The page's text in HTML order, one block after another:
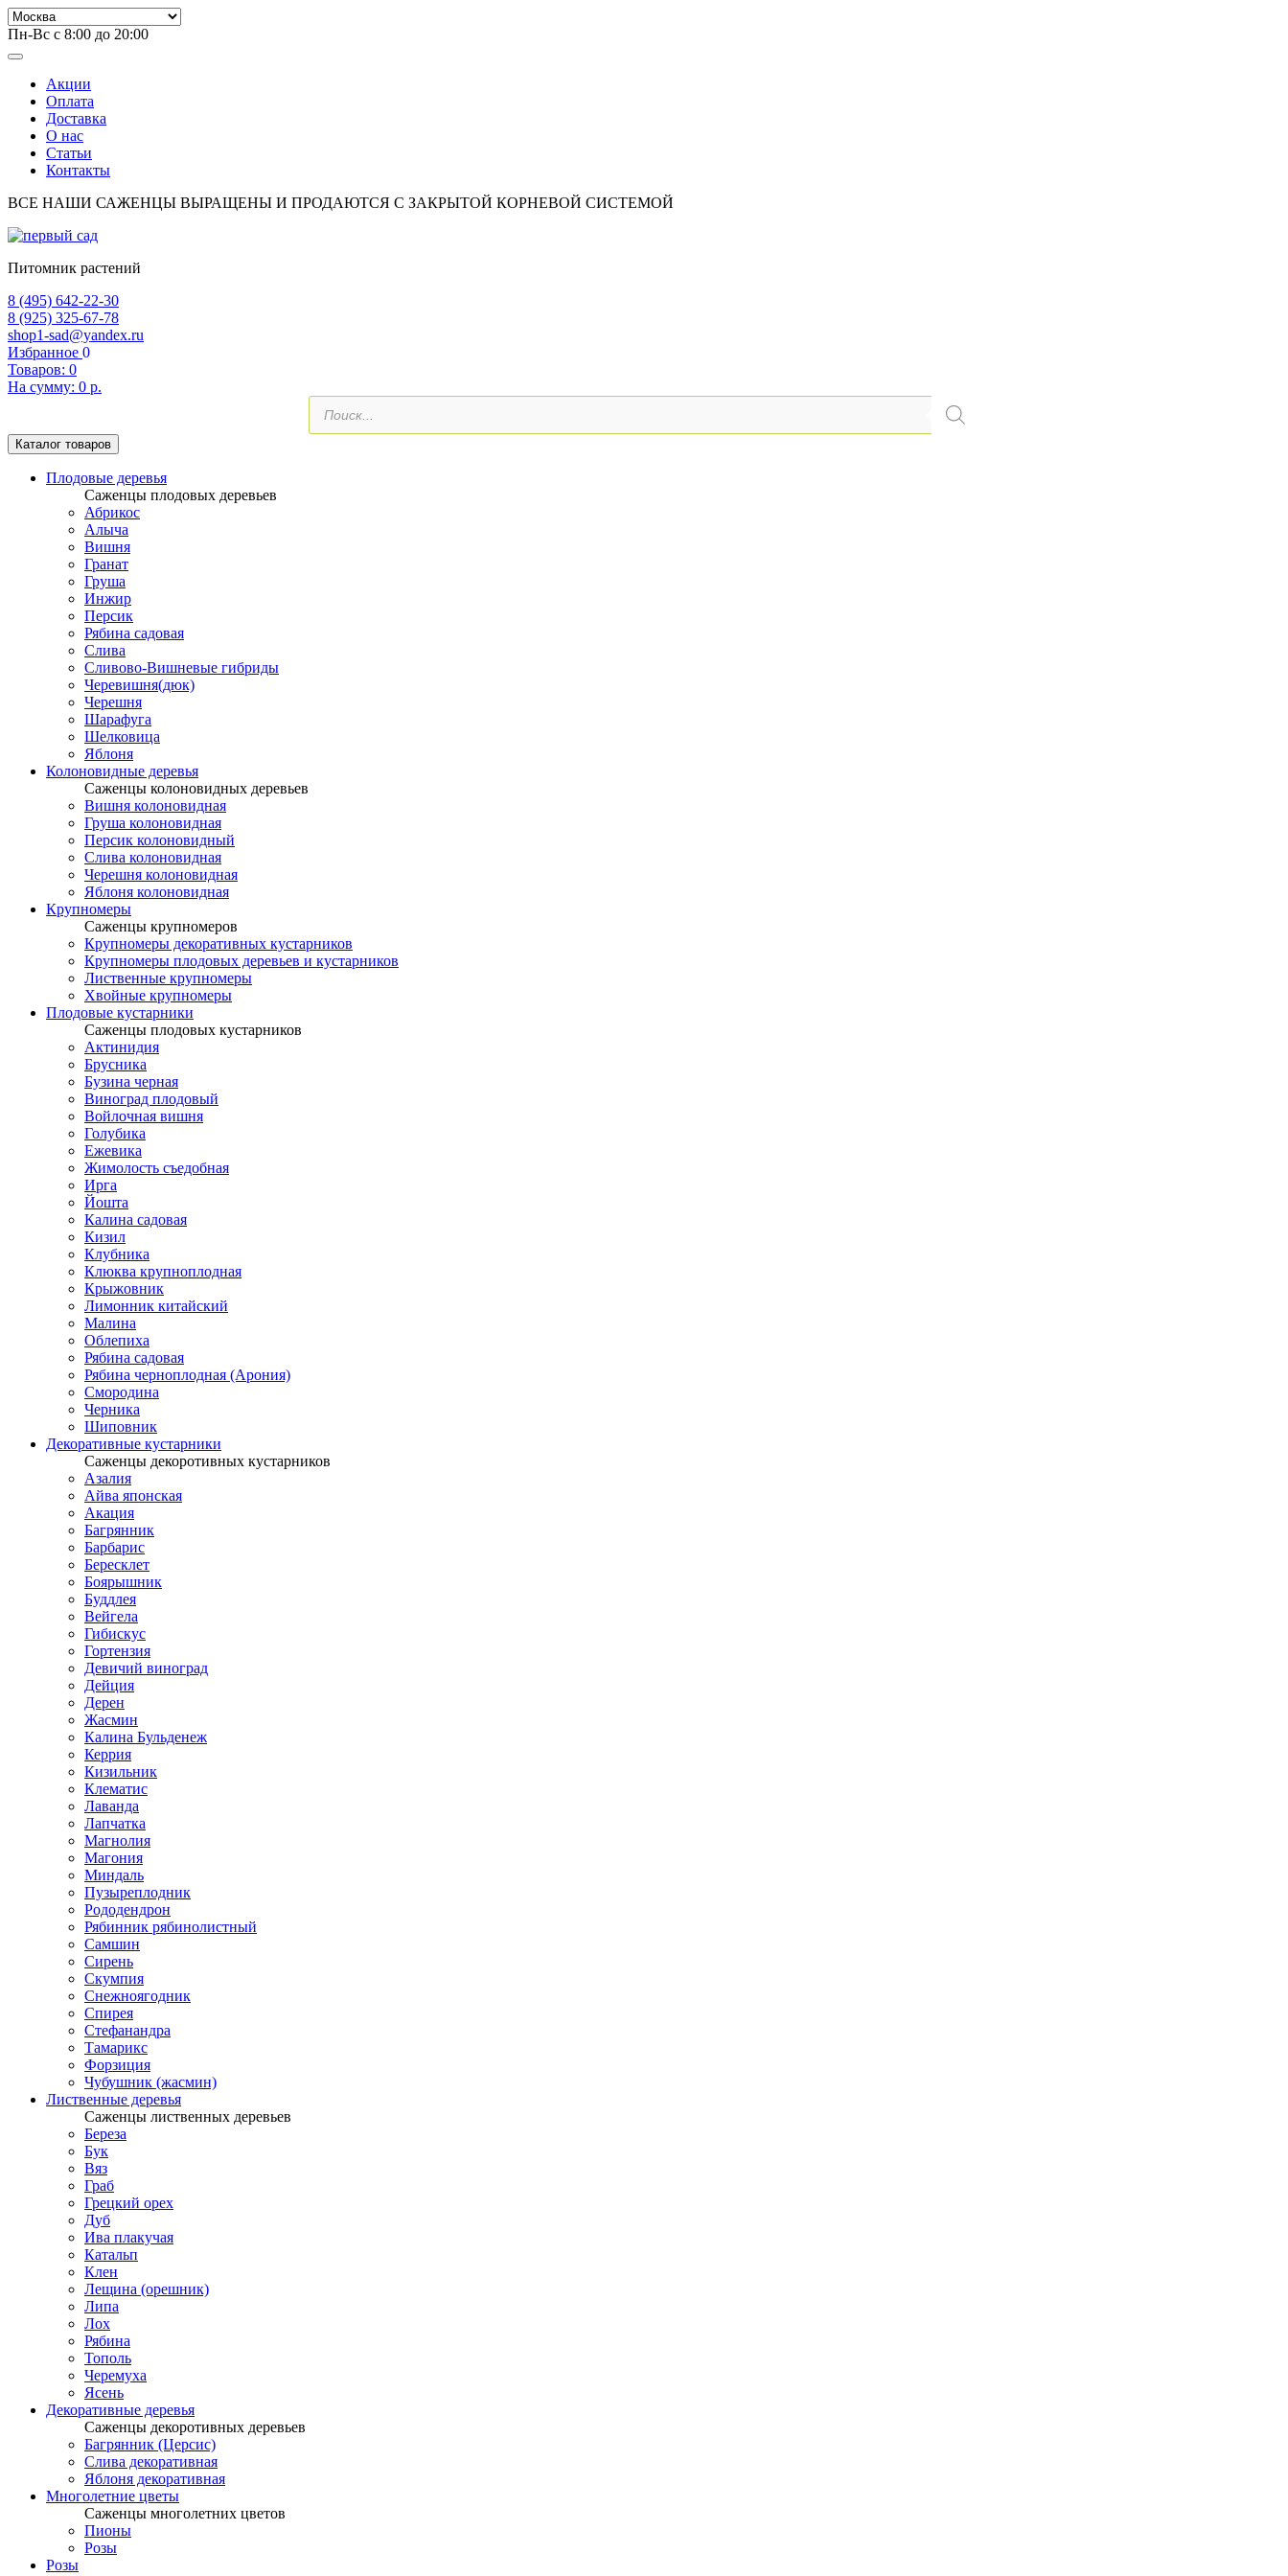
Пн-Вс с 8:00 до 20:00
Акции
Оплата
Доставка
О нас
Статьи
Контакты
ВСЕ НАШИ САЖЕНЦЫ ВЫРАЩЕНЫ И ПРОДАЮТСЯ С ЗАКРЫТОЙ КОРНЕВОЙ СИСТЕМОЙ
Питомник растений
8 (495) 642-22-30
8 (925) 325-67-78
shop1-sad@yandex.ru
Избранное 0
Товаров: 0
На сумму: 0 р.
Поиск
товаров
Каталог товаров
Плодовые деревья
Саженцы плодовых деревьев
Абрикос
Алыча
Вишня
Гранат
Груша
Инжир
Персик
Рябина садовая
Слива
Сливово-Вишневые гибриды
Черевишня(дюк)
Черешня
Шарафуга
Шелковица
Яблоня
Колоновидные деревья
Саженцы колоновидных деревьев
Вишня колоновидная
Груша колоновидная
Персик колоновидный
Слива колоновидная
Черешня колоновидная
Яблоня колоновидная
Крупномеры
Саженцы крупномеров
Крупномеры декоративных кустарников
Крупномеры плодовых деревьев и кустарников
Лиственные крупномеры
Хвойные крупномеры
Плодовые кустарники
Саженцы плодовых кустарников
Актинидия
Брусника
Бузина черная
Виноград плодовый
Войлочная вишня
Голубика
Ежевика
Жимолость съедобная
Ирга
Йошта
Калина садовая
Кизил
Клубника
Клюква крупноплодная
Крыжовник
Лимонник китайский
Малина
Облепиха
Рябина садовая
Рябина черноплодная (Арония)
Смородина
Черника
Шиповник
Декоративные кустарники
Саженцы декоротивных кустарников
Азалия
Айва японская
Акация
Багрянник
Барбарис
Бересклет
Боярышник
Буддлея
Вейгела
Гибискус
Гортензия
Девичий виноград
Дейция
Дерен
Жасмин
Калина Бульденеж
Керрия
Кизильник
Клематис
Лаванда
Лапчатка
Магнолия
Магония
Миндаль
Пузыреплодник
Рододендрон
Рябинник рябинолистный
Самшин
Сирень
Скумпия
Снежноягодник
Спирея
Стефанандра
Тамарикс
Форзиция
Чубушник (жасмин)
Лиственные деревья
Саженцы лиственных деревьев
Береза
Бук
Вяз
Граб
Грецкий орех
Дуб
Ива плакучая
Катальп
Клен
Лещина (орешник)
Липа
Лох
Рябина
Тополь
Черемуха
Ясень
Декоративные деревья
Саженцы декоротивных деревьев
Багрянник (Церсис)
Слива декоративная
Яблоня декоративная
Многолетние цветы
Саженцы многолетних цветов
Пионы
Розы
Розы